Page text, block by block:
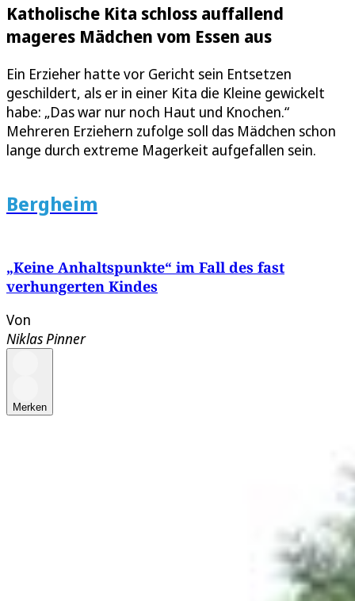
Katholische Kita schloss auffallend
mageres Mädchen vom Essen aus
Ein Erzieher hatte vor Gericht sein Entsetzen
geschildert, als er in einer Kita die Kleine gewickelt
habe: „Das war nur noch Haut und Knochen.“
Mehreren Erziehern zufolge soll das Mädchen schon
lange durch extreme Magerkeit aufgefallen sein.
Bergheim
„Keine Anhaltspunkte“ im Fall des fast
verhungerten Kindes
Von
Niklas Pinner
Merken